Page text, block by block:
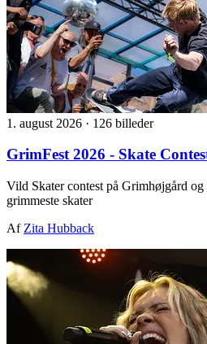
1. august 2026 · 126 billeder
GrimFest 2026 - Skate
Vild Skater contest på Grimhøjgård
grimmeste skater
Af Zita Hubback